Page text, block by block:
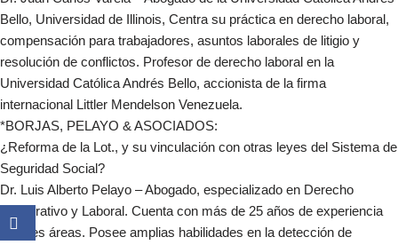
Bello, Universidad de Illinois, Centra su práctica en derecho laboral,
compensación para trabajadores, asuntos laborales de litigio y
resolución de conflictos. Profesor de derecho laboral en la
Universidad Católica Andrés Bello, accionista de la firma
internacional Littler Mendelson Venezuela.
*BORJAS, PELAYO & ASOCIADOS:
¿Reforma de la Lot., y su vinculación con otras leyes del Sistema de
Seguridad Social?
Dr. Luis Alberto Pelayo – Abogado, especializado en Derecho
Corporativo y Laboral. Cuenta con más de 25 años de experiencia
en tales áreas. Posee amplias habilidades en la detección de